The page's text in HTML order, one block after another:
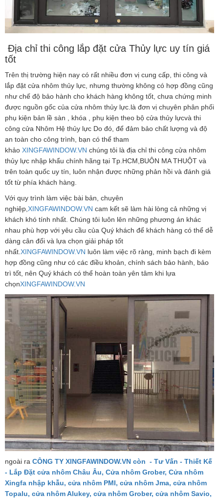
Địa chỉ thi công lắp đặt cửa Thủy lực uy tín giá
tốt
Trên thị trường hiện nay có rất nhiều đơn vị cung cấp, thi công và
lắp đặt cửa nhôm thủy lực, nhưng thường không có hợp đồng cũng
như chế độ bảo hành cho khách hàng không tốt, chưa chứng minh
được nguồn gốc của cửa nhôm thủy lực.là đơn vị chuyên phân phối
phụ kiện bản lề sàn , khóa , phụ kiện theo bộ cửa thủy lựcvà thi
công cửa Nhôm Hệ thủy lực Do đó, để đảm bảo chất lượng và độ
an toàn cho công trình, bạn có thể tham
khảo XINGFAWINDOW.VN chúng tôi là địa chỉ thi công cửa nhôm
thủy lực nhập khẩu chính hãng tại Tp.HCM,BUÔN MA THUỘT và
trên toàn quốc uy tín, luôn nhận được những phản hồi và đánh giá
tốt từ phía khách hàng.
Với quy trình làm việc bài bản, chuyên
nghiệp, XINGFAWINDOW.VN cam kết sẽ làm hài lòng cả những vị
khách khó tính nhất. Chúng tôi luôn lên những phương án khác
nhau phù hợp với yêu cầu của Quý khách để khách hàng có thể dễ
dàng cân đối và lựa chọn giải pháp tốt
nhất. XINGFAWINDOW.VN luôn làm việc rõ ràng, minh bạch đi kèm
hợp đồng cũng như có các điều khoản, chính sách bảo hành, bảo
trì tốt, nên Quý khách có thể hoàn toàn yên tâm khi lựa
chọnXINGFAWINDOW.VN
ngoài ra CÔNG TY XINGFAWINDOW.VN còn - Tư Vấn - Thiết Kế
- Lắp Đặt cửa nhôm Châu Âu, Cửa nhôm Grober, Cửa nhôm
Xingfa nhập khẫu, cửa nhôm PMI, cửa nhôm Jma, cửa nhôm
Topalu, cửa nhôm Alukey, cửa nhôm Grober, cửa nhôm Savio,